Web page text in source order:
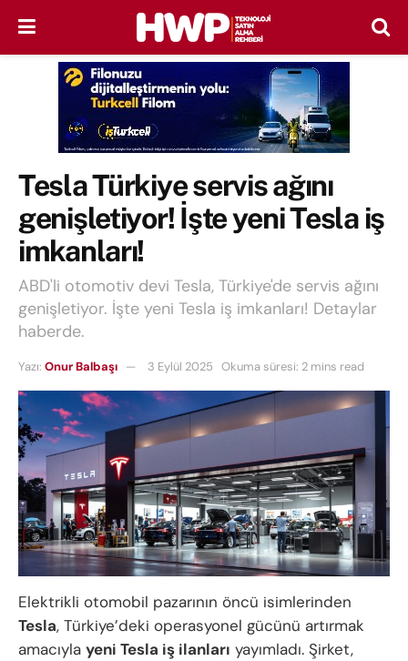
Tesla Türkiye servis ağını
genişletiyor! İşte yeni Tesla iş
imkanları!
ABD'li otomotiv devi Tesla, Türkiye'de servis ağını
genişletiyor. İşte yeni Tesla iş imkanları! Detaylar
haberde.
Yazı: Onur Balbaşı 3 Eylül 2025 Okuma süresi: 2 mins read
Elektrikli otomobil pazarının öncü isimlerinden
Tesla, Türkiye’deki operasyonel gücünü artırmak
amacıyla yeni Tesla iş ilanları yayımladı. Şirket,